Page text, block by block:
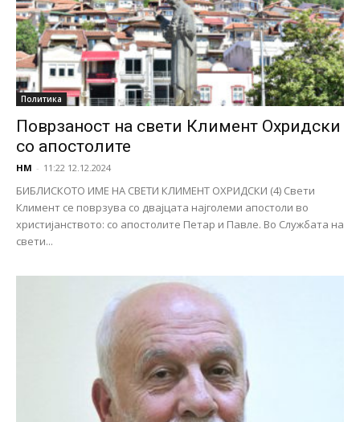
Политика
Поврзаност на свети Климент Охридски
со апостолите
НМ - 11:22 12.12.2024
БИБЛИСКОТО ИМЕ НА СВЕТИ КЛИМЕНТ ОХРИДСКИ (4) Свети
Климент се поврзува со двајцата најголеми апостоли во
христијанството: со апостолите Петар и Павле. Во Службата на
свети...